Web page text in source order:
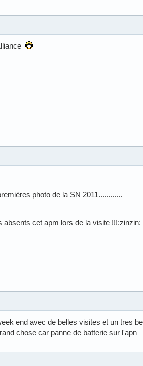
photo de la SN 2011............
absents cet apm lors de la visite !!!:zinzin:
end avec de belles visites et un tres
chose car panne de batterie sur l'apn